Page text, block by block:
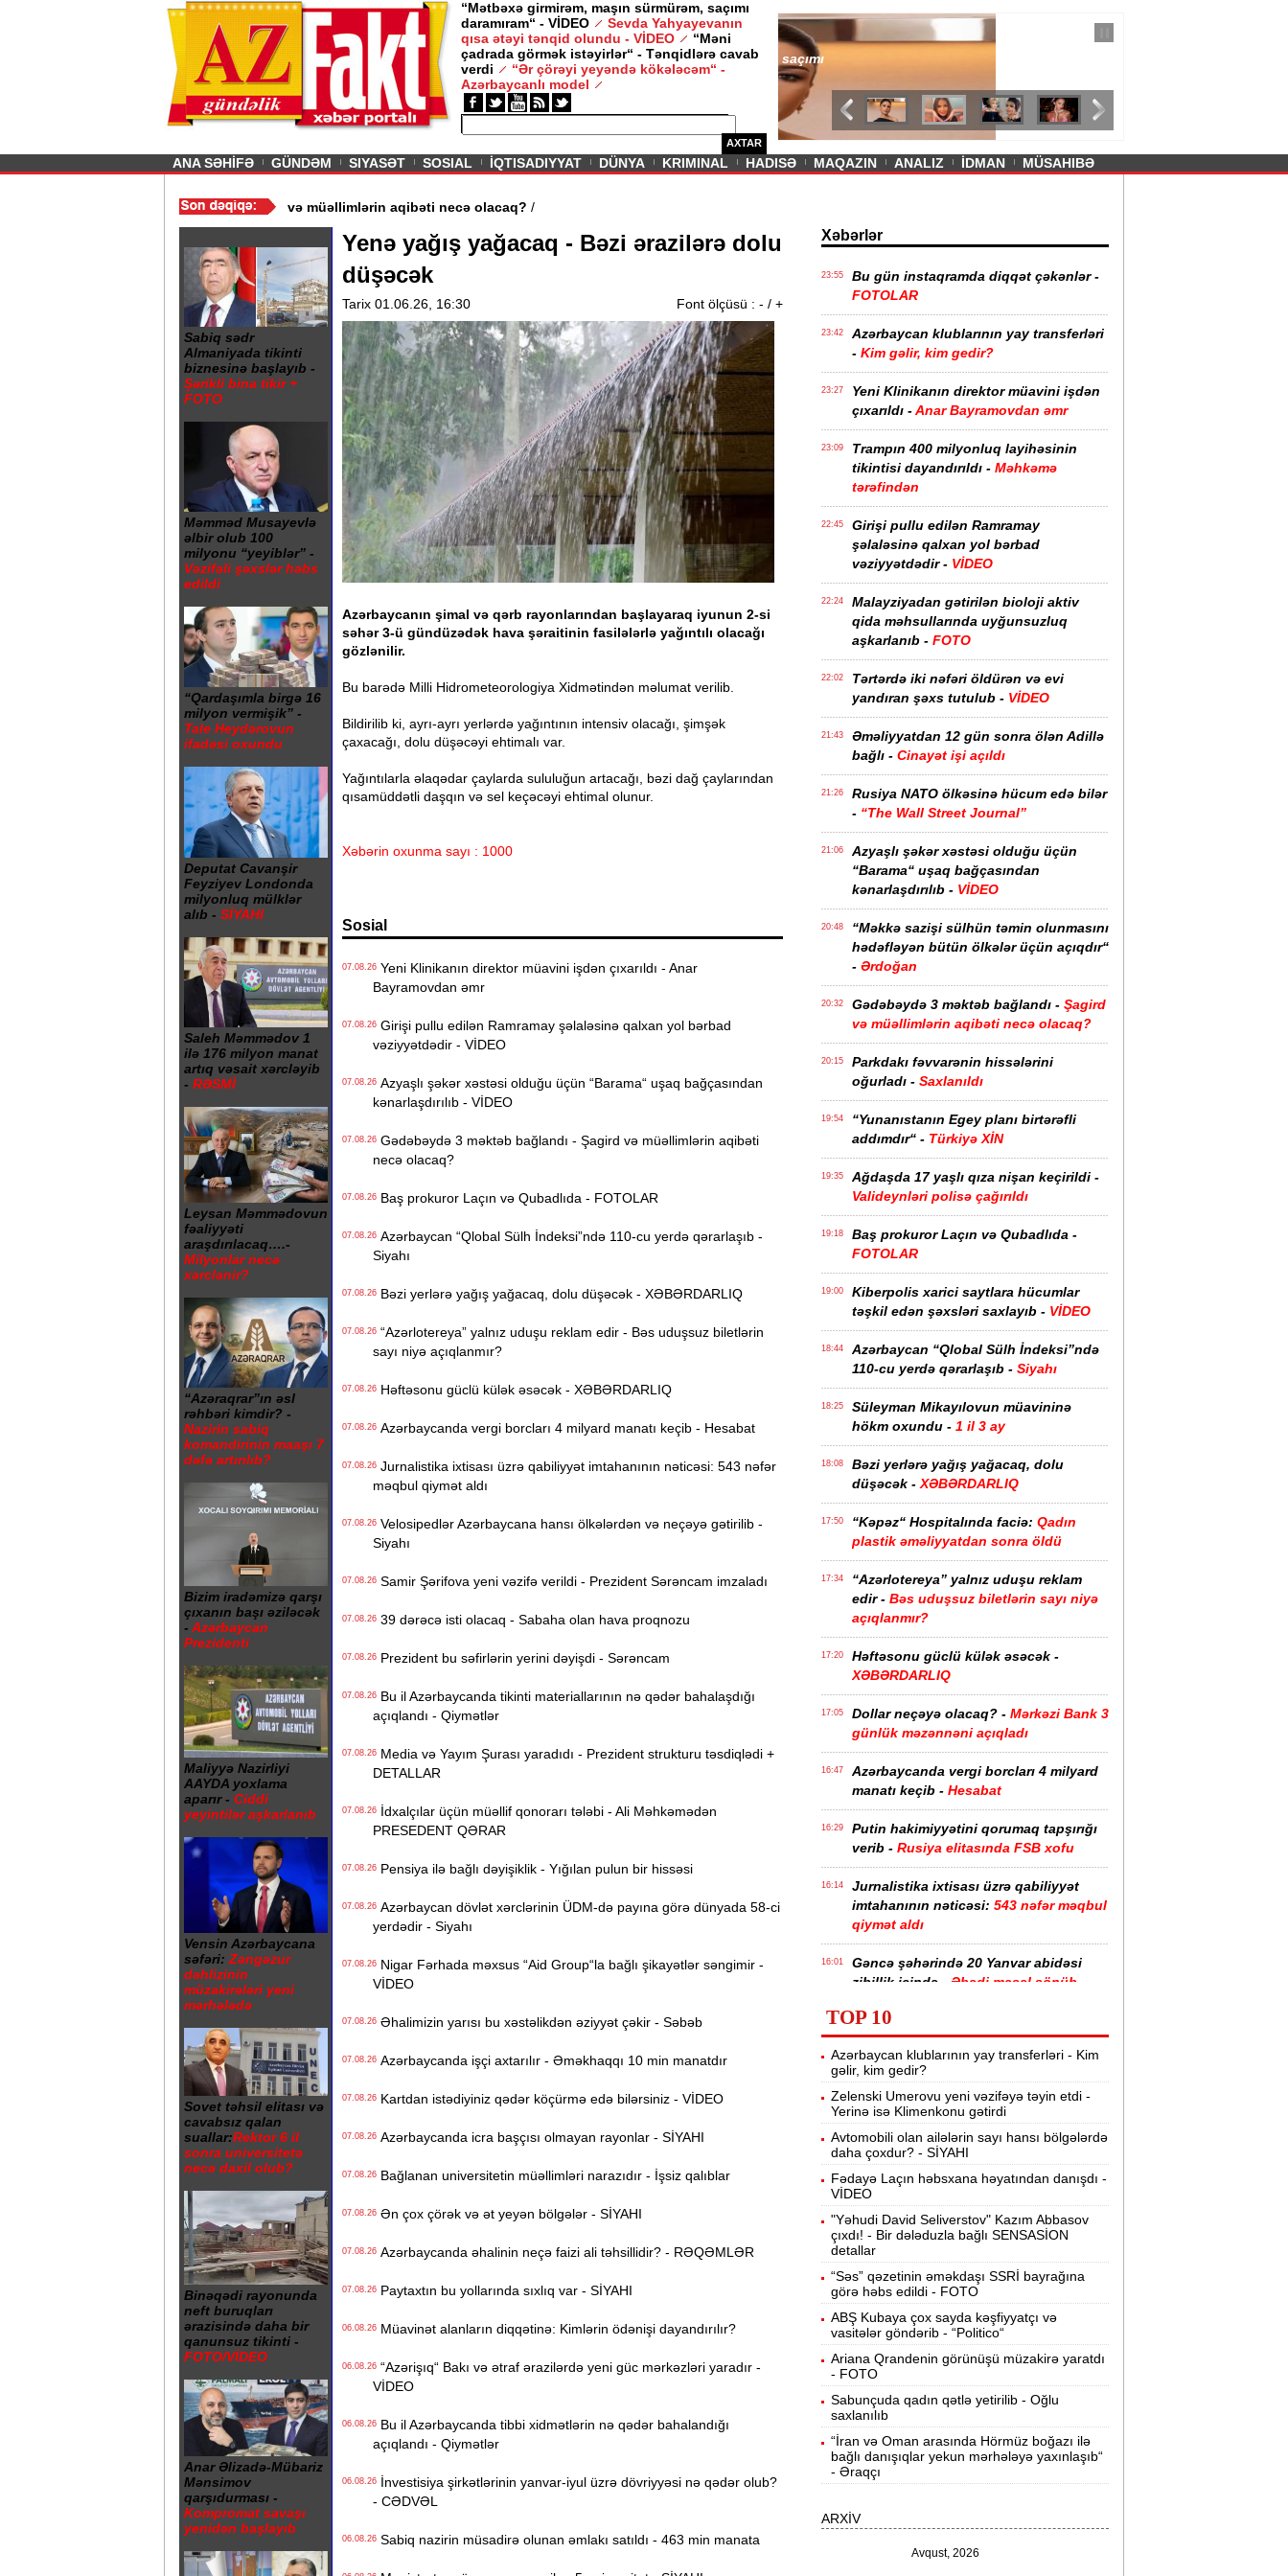
“Mətbəxə girmirəm, maşın sürmürəm, saçımı
daramıram“ - VİDEO
Sevda Yahyayevanın
qısa ətəyi tənqid olundu - VİDEO
“Məni
çadrada görmək istəyirlər“ - Tənqidlərə cavab
verdi
“Ər çörəyi yeyəndə kökələcəm“ -
Azərbaycanlı model
AXTAR
/ MAQAZIN /
— 11 İyul 2026
Sevda Yahyayevanın qısa ətəyi tənqid olundu -
VİDEO
Previous
ANA SƏHİFƏ GÜNDƏM SIYASƏT SOSIAL İQTISADIYYAT DÜNYA KRIMINAL HADISƏ MAQAZIN ANALIZ İDMAN MÜSAHIBƏ
Gədəbəydə 3 məktəb bağlandı - Şagird və müəllimlərin aqibəti necə olacaq?
Sabiq sədr
Almaniyada tikinti
biznesinə başlayıb -
Şərikli bina tikir +
FOTO
Məmməd Musayevlə
əlbir olub 100
milyonu “yeyiblər” -
Vəzifəli şəxslər həbs
edildi
“Qardaşımla birgə 16
milyon vermişik” -
Tale Heydərovun
ifadəsi oxundu
Deputat Cavanşir
Feyziyev Londonda
milyonluq mülklər
alıb - SİYAHI
Saleh Məmmədov 1
ilə 176 milyon manat
artıq vəsait xərcləyib
- RƏSMİ
Leysan Məmmədovun
fəaliyyəti
araşdırılacaq….-
Milyonlar necə
xərclənir?
“Azəraqrar”ın əsl
rəhbəri kimdir? -
Nazirin sabiq
komandirinin maaşı 7
dəfə artırılıb?
Bizim iradəmizə qarşı
çıxanın başı əziləcək
- Azərbaycan
Prezidenti
Maliyyə Nazirliyi
AAYDA yoxlama
aparır - Ciddi
yeyintilər aşkarlanıb
Vensin Azərbaycana
səfəri: Zəngəzur
dəhlizinin
müzakirələri yeni
mərhələdə
Sovet təhsil elitası və
cavabsız qalan
suallar:Rektor 6 il
sonra universitetə
necə daxil olub?
Binəqədi rayonunda
neft buruqları
ərazisində daha bir
qanunsuz tikinti -
FOTO/VİDEO
Anar Əlizadə-Mübariz
Mənsimov
qarşıdurması -
Kompromat savaşı
yenidən başlayıb
Yenə yağış yağacaq - Bəzi ərazilərə dolu
düşəcək
Tarix 01.06.26, 16:30 Font ölçüsü : - / +
Azərbaycanın şimal və qərb rayonlarından başlayaraq iyunun 2-si
səhər 3-ü gündüzədək hava şəraitinin fasilələrlə yağıntılı olacağı
gözlənilir.
Bu barədə Milli Hidrometeorologiya Xidmətindən məlumat verilib.
Bildirilib ki, ayrı-ayrı yerlərdə yağıntının intensiv olacağı, şimşək
çaxacağı, dolu düşəcəyi ehtimalı var.
Yağıntılarla əlaqədar çaylarda sululuğun artacağı, bəzi dağ çaylarından
qısamüddətli daşqın və sel keçəcəyi ehtimal olunur.
Xəbərin oxunma sayı : 1000
Sosial
07.08.26Yeni Klinikanın direktor müavini işdən çıxarıldı - Anar
Bayramovdan əmr
07.08.26Girişi pullu edilən Ramramay şəlaləsinə qalxan yol bərbad
vəziyyətdədir - VİDEO
07.08.26Azyaşlı şəkər xəstəsi olduğu üçün “Barama“ uşaq bağçasından
kənarlaşdırılıb - VİDEO
07.08.26Gədəbəydə 3 məktəb bağlandı - Şagird və müəllimlərin aqibəti
necə olacaq?
07.08.26Baş prokuror Laçın və Qubadlıda - FOTOLAR
07.08.26Azərbaycan “Qlobal Sülh İndeksi”ndə 110-cu yerdə qərarlaşıb -
Siyahı
07.08.26Bəzi yerlərə yağış yağacaq, dolu düşəcək - XƏBƏRDARLIQ
07.08.26“Azərlotereya” yalnız uduşu reklam edir - Bəs uduşsuz biletlərin
sayı niyə açıqlanmır?
07.08.26Həftəsonu güclü külək əsəcək - XƏBƏRDARLIQ
07.08.26Azərbaycanda vergi borcları 4 milyard manatı keçib - Hesabat
07.08.26Jurnalistika ixtisası üzrə qabiliyyət imtahanının nəticəsi: 543 nəfər
məqbul qiymət aldı
07.08.26Velosipedlər Azərbaycana hansı ölkələrdən və neçəyə gətirilib -
Siyahı
07.08.26Samir Şərifova yeni vəzifə verildi - Prezident Sərəncam imzaladı
07.08.2639 dərəcə isti olacaq - Sabaha olan hava proqnozu
07.08.26Prezident bu səfirlərin yerini dəyişdi - Sərəncam
07.08.26Bu il Azərbaycanda tikinti materiallarının nə qədər bahalaşdığı
açıqlandı - Qiymətlər
07.08.26Media və Yayım Şurası yaradıdı - Prezident strukturu təsdiqlədi +
DETALLAR
07.08.26İdxalçılar üçün müəllif qonorarı tələbi - Ali Məhkəmədən
PRESEDENT QƏRAR
07.08.26Pensiya ilə bağlı dəyişiklik - Yığılan pulun bir hissəsi
07.08.26Azərbaycan dövlət xərclərinin ÜDM-də payına görə dünyada 58-ci
yerdədir - Siyahı
07.08.26Nigar Fərhada məxsus “Aid Group“la bağlı şikayətlər səngimir -
VİDEO
07.08.26Əhalimizin yarısı bu xəstəlikdən əziyyət çəkir - Səbəb
07.08.26Azərbaycanda işçi axtarılır - Əməkhaqqı 10 min manatdır
07.08.26Kartdan istədiyiniz qədər köçürmə edə bilərsiniz - VİDEO
07.08.26Azərbaycanda icra başçısı olmayan rayonlar - SİYAHI
07.08.26Bağlanan universitetin müəllimləri narazıdır - İşsiz qalıblar
07.08.26Ən çox çörək və ət yeyən bölgələr - SİYAHI
07.08.26Azərbaycanda əhalinin neçə faizi ali təhsillidir? - RƏQƏMLƏR
07.08.26Paytaxtın bu yollarında sıxlıq var - SİYAHI
06.08.26Müavinət alanların diqqətinə: Kimlərin ödənişi dayandırılır?
06.08.26“Azərişıq“ Bakı və ətraf ərazilərdə yeni güc mərkəzləri yaradır -
VİDEO
06.08.26Bu il Azərbaycanda tibbi xidmətlərin nə qədər bahalandığı
açıqlandı - Qiymətlər
06.08.26İnvestisiya şirkətlərinin yanvar-iyul üzrə dövriyyəsi nə qədər olub?
- CƏDVƏL
06.08.26Sabiq nazirin müsadirə olunan əmlakı satıldı - 463 min manata
Xəbərlər
23:55
Bu gün instaqramda diqqət çəkənlər -
FOTOLAR
23:42
Azərbaycan klublarının yay transferləri
- Kim gəlir, kim gedir?
23:27
Yeni Klinikanın direktor müavini işdən
çıxarıldı -Anar Bayramovdan əmr
23:09
Trampın 400 milyonluq layihəsinin
tikintisi dayandırıldı - Məhkəmə
tərəfindən
22:45
Girişi pullu edilən Ramramay
şəlaləsinə qalxan yol bərbad
vəziyyətdədir - VİDEO
22:24
Malayziyadan gətirilən bioloji aktiv
qida məhsullarında uyğunsuzluq
aşkarlanıb - FOTO
22:02
Tərtərdə iki nəfəri öldürən və evi
yandıran şəxs tutulub - VİDEO
21:43
Əməliyyatdan 12 gün sonra ölən Adillə
bağlı - Cinayət işi açıldı
21:26
Rusiya NATO ölkəsinə hücum edə bilər
- “The Wall Street Journal”
21:06
Azyaşlı şəkər xəstəsi olduğu üçün
“Barama“ uşaq bağçasından
kənarlaşdırılıb - VİDEO
20:48
“Məkkə sazişi sülhün təmin olunmasını
hədəfləyən bütün ölkələr üçün açıqdır“
- Ərdoğan
20:32 Gədəbəydə 3 məktəb bağlandı - Şagird
və müəllimlərin aqibəti necə olacaq?
20:15
Parkdakı fəvvarənin hissələrini
oğurladı - Saxlanıldı
19:54
“Yunanıstanın Egey planı birtərəfli
addımdır“ - Türkiyə XİN
19:35
Ağdaşda 17 yaşlı qıza nişan keçirildi -
Valideynləri polisə çağırıldı
19:18
Baş prokuror Laçın və Qubadlıda -
FOTOLAR
19:00
Kiberpolis xarici saytlara hücumlar
təşkil edən şəxsləri saxlayıb - VİDEO
18:44
Azərbaycan “Qlobal Sülh İndeksi”ndə
110-cu yerdə qərarlaşıb - Siyahı
18:25
Süleyman Mikayılovun müavininə
hökm oxundu - 1 il 3 ay
18:08
Bəzi yerlərə yağış yağacaq, dolu
düşəcək - XƏBƏRDARLIQ
17:50 “Kəpəz“ Hospitalında faciə: Qadın
plastik əməliyyatdan sonra öldü
17:34
“Azərlotereya” yalnız uduşu reklam
edir - Bəs uduşsuz biletlərin sayı niyə
açıqlanmır?
17:20
Həftəsonu güclü külək əsəcək -
XƏBƏRDARLIQ
17:05 Dollar neçəyə olacaq? - Mərkəzi Bank 3
günlük məzənnəni açıqladı
16:47
Azərbaycanda vergi borcları 4 milyard
manatı keçib - Hesabat
16:29
Putin hakimiyyətini qorumaq tapşırığı
verib - Rusiya elitasında FSB xofu
16:14
Jurnalistika ixtisası üzrə qabiliyyət
imtahanının nəticəsi: 543 nəfər məqbul
qiymət aldı
16:01
Gəncə şəhərində 20 Yanvar abidəsi
zibillik içində - Əbədi məşəl sönüb
15:45
Pakistan, Səudiyyə Ərəbistanı və
Türkiyə saziş imzalayıb -Birgə müdafiə
haqqında
15:28
“Tarqovı”dakı yanğın məhdudlaşdırıldı
-VİDEOLAR
15:13
Velosipedlər Azərbaycana hansı
ölkələrdən və neçəyə gətirilib -
Pərvin Abıyeva son görünüşü diqqət
çəkdi -
14:43
Bakıda 70 min manatlıq naqil
oğurlayan şəxs tutuldu -VİDEO
14:26
Samir Şərifova yeni vəzifə verildi -
Prezident Sərəncam imzaladı
14:11 Tovuzda qadın qətlə yetirildi -Şübhəli
qardaşı oğludur
13:56 39 dərəcə isti olacaq -Sabaha olan
hava proqnozu
13:40
Prezident bu səfirlərin yerini dəyişdi -
TOP 10
Azərbaycan klublarının yay transferləri - Kim
gəlir, kim gedir?
Zelenski Umerovu yeni vəzifəyə təyin etdi -
Yerinə isə Klimenkonu gətirdi
Avtomobili olan ailələrin sayı hansı bölgələrdə
daha çoxdur? - SİYAHI
Fədayə Laçın həbsxana həyatından danışdı -
VİDEO
"Yəhudi David Seliverstov" Kazım Abbasov
çıxdı! - Bir dələduzla bağlı SENSASİON
detallar
“Səs” qəzetinin əməkdaşı SSRİ bayrağına
görə həbs edildi - FOTO
ABŞ Kubaya çox sayda kəşfiyyatçı və
vasitələr göndərib - “Politico“
Ariana Qrandenin görünüşü müzakirə yaratdı
- FOTO
Sabunçuda qadın qətlə yetirilib - Oğlu
saxlanılıb
“İran və Oman arasında Hörmüz boğazı ilə
bağlı danışıqlar yekun mərhələyə yaxınlaşıb“
- Əraqçı
ARXİV
Avqust, 2026